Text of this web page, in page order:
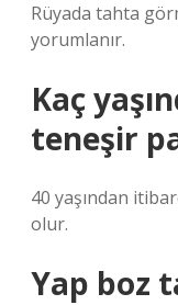
Rüyada tahta
yorumlanır.
Kaç
teneşir
40 yaşından
olur.
Yap boz